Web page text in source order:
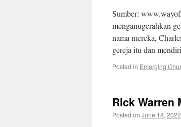
Sumber:
menganugerahkan
nama mereka,
gereja itu dan
Posted in Emerging
Rick Warren
Posted on June 18, 2022